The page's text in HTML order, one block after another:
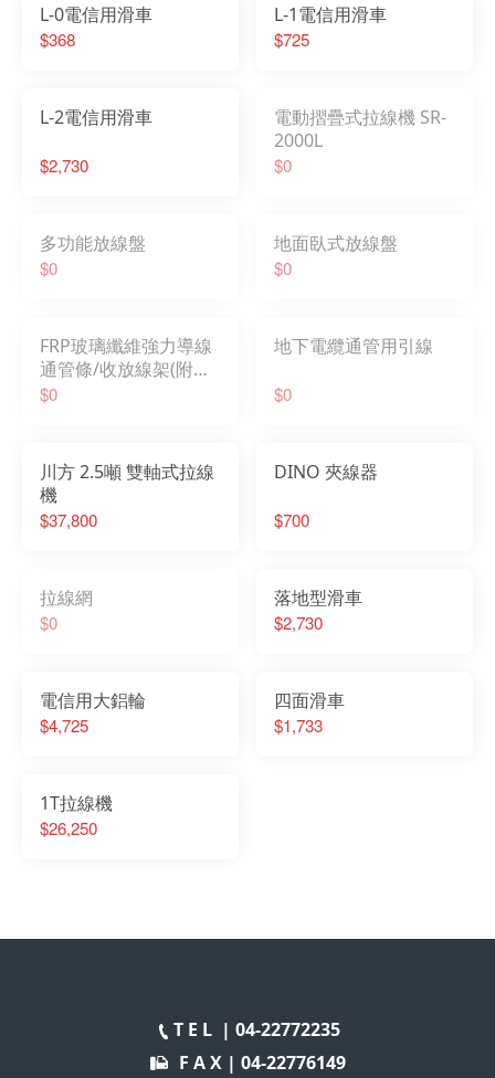
L-0電信用滑車
$368
L-1電信用滑車
$725
L-2電信用滑車
$2,730
電動摺疊式拉線機 SR-
2000L
$0
多功能放線盤
$0
地面臥式放線盤
$0
FRP玻璃纖維強力導線
通管條/收放線架(附剎
車型)
$0
地下電纜通管用引線
$0
川方 2.5噸 雙軸式拉線
機
$37,800
DINO 夾線器
$700
拉線網
$0
落地型滑車
$2,730
電信用大鋁輪
$4,725
四面滑車
$1,733
1T拉線機
$26,250
T E L | 04-22772235
F A X | 04-22776149